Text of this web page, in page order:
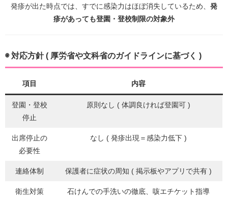
発疹が出た時点では、すでに感染力はほぼ消失しているため、 発
疹があっても登園・登校制限の対象外
◉ 対応方針 ( 厚労省や文科省のガイドラインに基づく )
項目 内容
登園・登校
停止
原則なし ( 体調良ければ登園可 )
出席停止の
必要性
なし ( 発疹出現＝感染力低下 )
連絡体制 保護者に症状の周知 ( 掲示板やアプリで共有 )
衛生対策 石けんでの手洗いの徹底、咳エチケット指導